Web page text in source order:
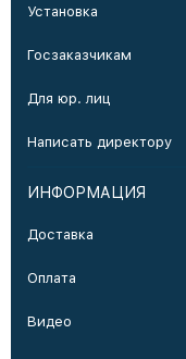
Установка
Госзаказчикам
Для юр. лиц
Написать директору
ИНФОРМАЦИЯ
Доставка
Оплата
Видео